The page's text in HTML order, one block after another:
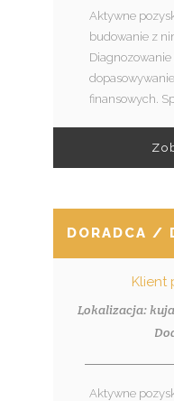
Aktywne
budowanie z
finansowych.
DORADCA /
Klient
Aktywne